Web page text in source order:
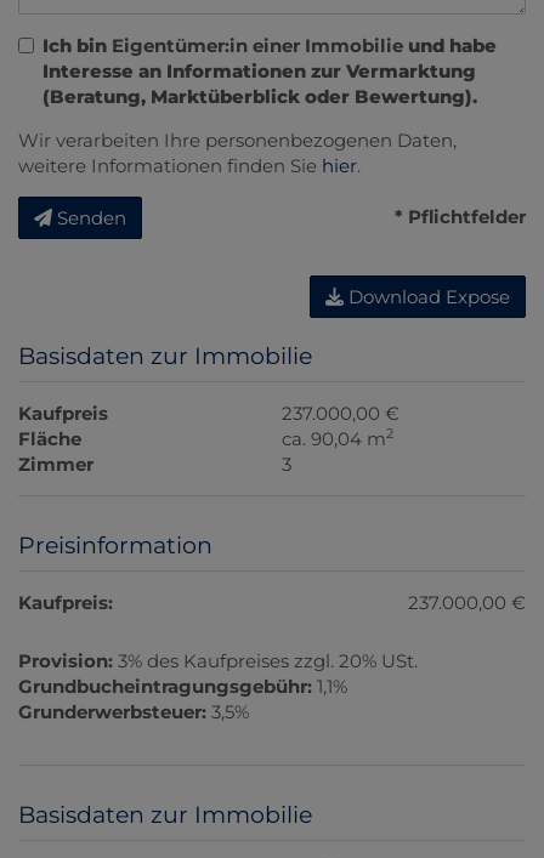
Ich bin Eigentümer:in einer Immobilie und habe
Interesse an Informationen zur Vermarktung
(Beratung, Marktüberblick oder Bewertung).
Wir verarbeiten Ihre personenbezogenen Daten,
weitere Informationen finden Sie hier.
Senden * Pflichtfelder
Download Expose
Basisdaten zur Immobilie
Kaufpreis
237.000,00 €
Fläche
ca. 90,04 m2
Zimmer 3
Preisinformation
Kaufpreis: 237.000,00 €
Provision: 3% des Kaufpreises zzgl. 20% USt.
Grundbucheintragungsgebühr: 1,1%
Grunderwerbsteuer: 3,5%
Basisdaten zur Immobilie